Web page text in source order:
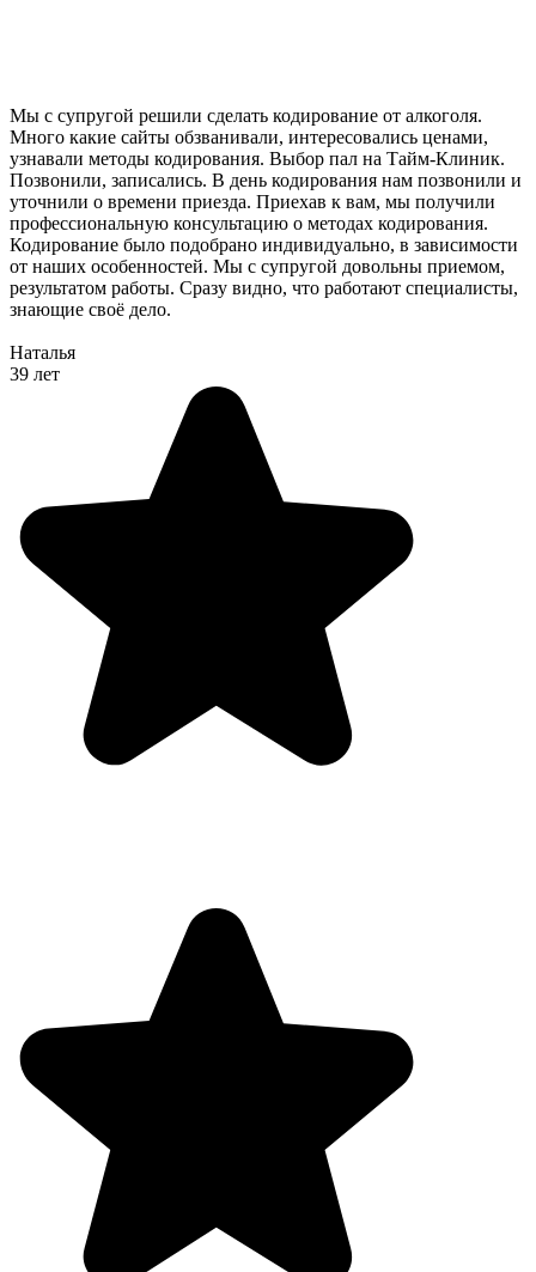
Мы с супругой решили сделать кодирование от алкоголя.
Много какие сайты обзванивали, интересовались ценами,
узнавали методы кодирования. Выбор пал на Тайм-Клиник.
Позвонили, записались. В день кодирования нам позвонили и
уточнили о времени приезда. Приехав к вам, мы получили
профессиональную консультацию о методах кодирования.
Кодирование было подобрано индивидуально, в зависимости
от наших особенностей. Мы с супругой довольны приемом,
результатом работы. Сразу видно, что работают специалисты,
знающие своё дело.
Наталья
39 лет